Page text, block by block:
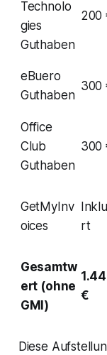
Technolo
gies
Guthaben
200
eBuero
Guthaben
300
Office
Club
Guthaben
300
GetMyInv
oices
rt
Gesamtw
ert (ohne
GMI)
€
Diese